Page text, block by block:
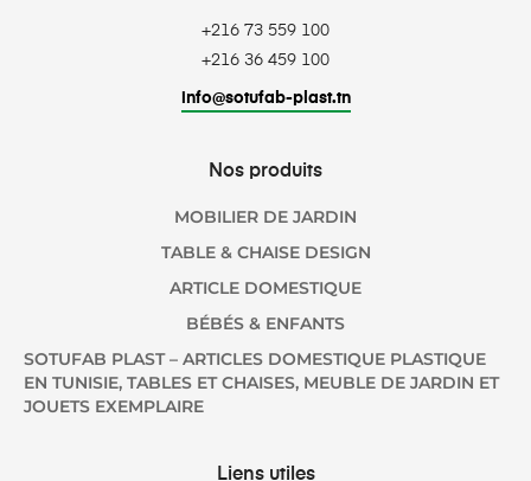
+216 73 559 100
+216 36 459 100
info@sotufab-plast.tn
Nos produits
MOBILIER DE JARDIN
TABLE & CHAISE DESIGN
ARTICLE DOMESTIQUE
BÉBÉS & ENFANTS
SOTUFAB PLAST – ARTICLES DOMESTIQUE PLASTIQUE
EN TUNISIE, TABLES ET CHAISES, MEUBLE DE JARDIN ET
JOUETS EXEMPLAIRE
Liens utiles